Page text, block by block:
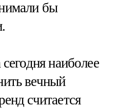
бы
наиболее
вечный
считается